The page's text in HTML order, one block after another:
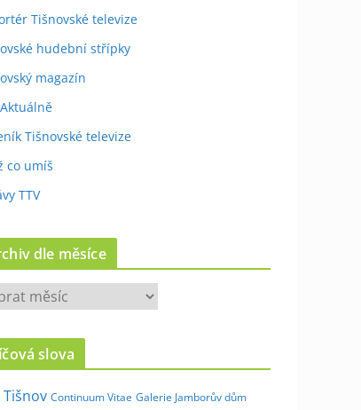
Tišnovské televize
hudební střípky
magazín
Tišnovské televize
co umíš
TTV
dle měsíce
slova
Tišnov Continuum Vitae Galerie Jamborův dům